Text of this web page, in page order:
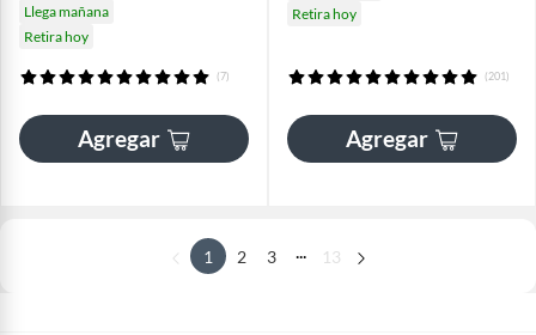
Llega mañana
Retira hoy
(7)
Agregar
Retira hoy
(201)
Agregar
1 2 3 13